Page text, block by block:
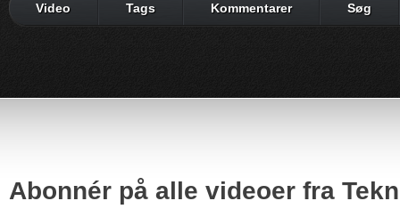
Video Tags Kommentarer Søg
Abonnér på alle videoer fra